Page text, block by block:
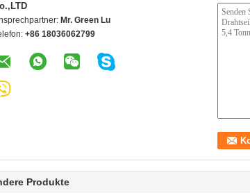
Mr. Green Lu
+86 18036062799
Produkte